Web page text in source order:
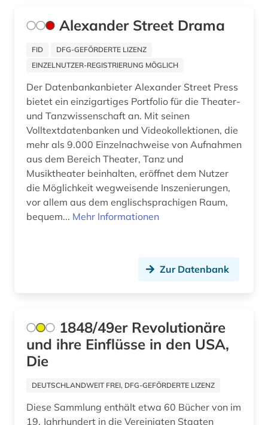
inhalt (1)
interdisziplinäre forschung (1)
internetquelle (1)
iran (2)
iranistik (1)
irisch (2)
irland (5)
israel (1)
italienisch (12)
Alexander Street Drama
FID
DFG-GEFÖRDERTE LIZENZ
EINZELNUTZER-REGISTRIERUNG MÖGLICH
Der Datenbankanbieter Alexander Street Press
bietet ein einzigartiges Portfolio für die Theater-
und Tanzwissenschaft an. Mit seinen
Volltextdatenbanken und Videokollektionen, die
mehr als 9.000 Einzelnachweise von Aufnahmen
aus dem Bereich Theater, Tanz und
Musiktheater beinhalten, eröffnet dem Nutzer
die Möglichkeit wegweisende Inszenierungen,
vor allem aus dem englischsprachigen Raum,
bequem... Mehr Informationen
Zur Datenbank
1848/49er Revolutionäre
und ihre Einflüsse in den USA,
Die
DEUTSCHLANDWEIT FREI, DFG-GEFÖRDERTE LIZENZ
Diese Sammlung enthält etwa 60 Bücher von im
19. Jahrhundert in die Vereinigten Staaten